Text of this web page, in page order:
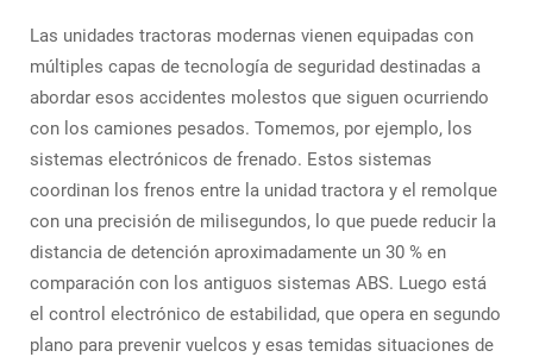
Las unidades tractoras modernas vienen equipadas con
múltiples capas de tecnología de seguridad destinadas a
abordar esos accidentes molestos que siguen ocurriendo
con los camiones pesados. Tomemos, por ejemplo, los
sistemas electrónicos de frenado. Estos sistemas
coordinan los frenos entre la unidad tractora y el remolque
con una precisión de milisegundos, lo que puede reducir la
distancia de detención aproximadamente un 30 % en
comparación con los antiguos sistemas ABS. Luego está
el control electrónico de estabilidad, que opera en segundo
plano para prevenir vuelcos y esas temidas situaciones de